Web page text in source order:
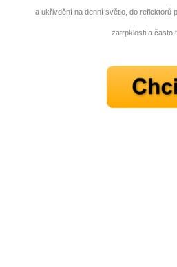
a ukřivdění na denní světlo, do reflektorů
zatrpklosti a často